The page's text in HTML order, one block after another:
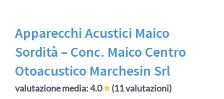
Apparecchi Acustici Maico
Sordità – Conc. Maico Centro
Otoacustico Marchesin Srl
valutazione media: 4.0⭐(11 valutazioni)